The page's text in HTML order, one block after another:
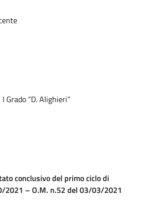
Grado “D. Alighieri”
conclusivo del primo ciclo di
2021 – O.M. n.52 del 03/03/2021